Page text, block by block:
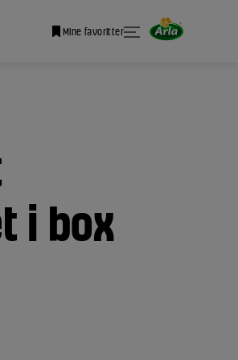
Mine favoritter
i box